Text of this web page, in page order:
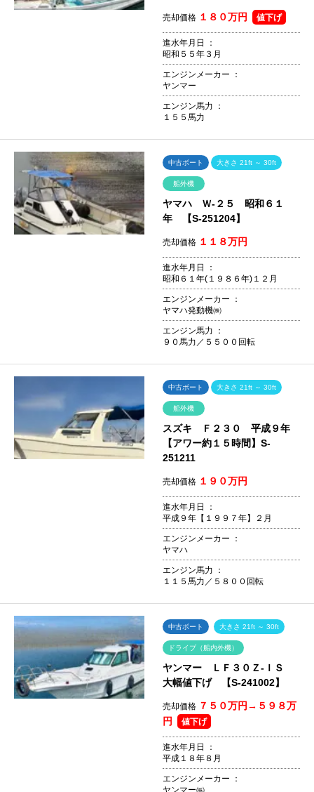
売却価格 １８０万円 値下げ
進水年月日 ：
昭和５５年３月
エンジンメーカー ：
ヤンマー
エンジン馬力 ：
１５５馬力
中古ボート 大きさ 21ft ～ 30ft
船外機
ヤマハ Ｗ-２５ 昭和６１
年 【S-251204】
売却価格 １１８万円
進水年月日 ：
昭和６１年(１９８６年)１２月
エンジンメーカー ：
ヤマハ発動機㈱
エンジン馬力 ：
９０馬力／５５００回転
中古ボート 大きさ 21ft ～ 30ft
船外機
スズキ Ｆ２３０ 平成９年
【アワー約１５時間】S-
251211
売却価格 １９０万円
進水年月日 ：
平成９年【１９９７年】２月
エンジンメーカー ：
ヤマハ
エンジン馬力 ：
１１５馬力／５８００回転
中古ボート 大きさ 21ft ～ 30ft
ドライブ（船内外機）
ヤンマー ＬＦ３０Ｚ-ＩＳ
大幅値下げ 【S-241002】
売却価格 ７５０万円→５９８万
円
値下げ
進水年月日 ：
平成１８年８月
エンジンメーカー ：
ヤンマー㈱